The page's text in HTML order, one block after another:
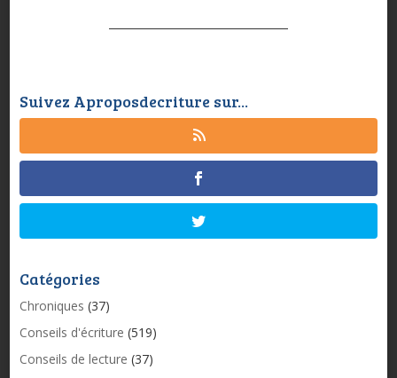
Suivez Aproposdecriture sur...
Catégories
Chroniques (37)
Conseils d'écriture (519)
Conseils de lecture (37)